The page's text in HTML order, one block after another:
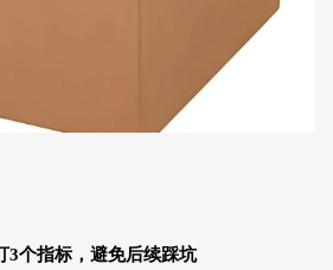
3个指标，避免后续踩坑